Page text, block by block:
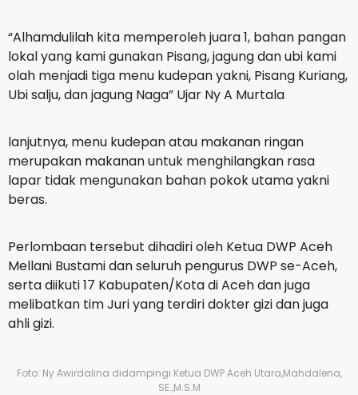
“Alhamdulilah kita memperoleh juara 1, bahan pangan
lokal yang kami gunakan Pisang, jagung dan ubi kami
olah menjadi tiga menu kudepan yakni, Pisang Kuriang,
Ubi salju, dan jagung Naga” Ujar Ny A Murtala
lanjutnya, menu kudepan atau makanan ringan
merupakan makanan untuk menghilangkan rasa
lapar tidak mengunakan bahan pokok utama yakni
beras.
Perlombaan tersebut dihadiri oleh Ketua DWP Aceh
Mellani Bustami dan seluruh pengurus DWP se-Aceh,
serta diikuti 17 Kabupaten/Kota di Aceh dan juga
melibatkan tim Juri yang terdiri dokter gizi dan juga
ahli gizi.
Foto: Ny Awirdalina didampingi Ketua DWP Aceh Utara,Mahdalena,
SE.,M.S.M